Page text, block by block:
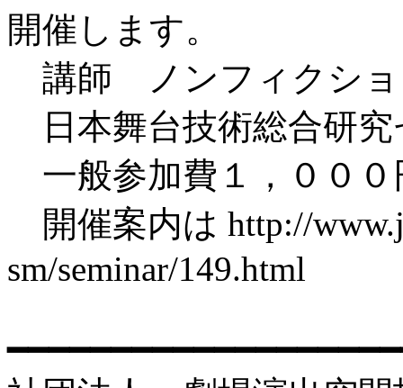
開催します。
講師 ノンフィクシ
日本舞台技術総合研究
一般参加費１，０００
開催案内は http://
sm/seminar/149.html